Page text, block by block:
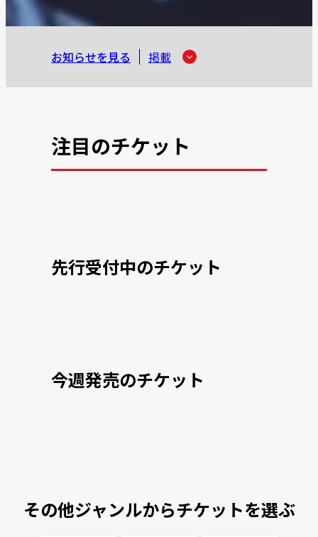
お知らせを見る 掲載
注目のチケット
先行受付中のチケット
今週発売のチケット
その他ジャンルからチケットを選ぶ